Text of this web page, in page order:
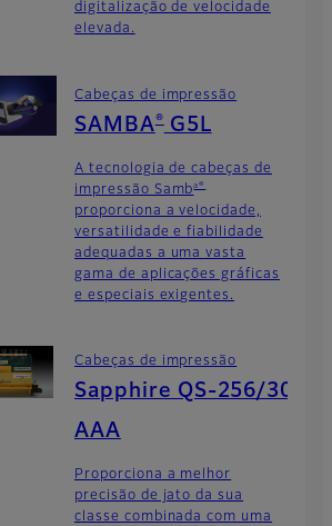
digitalização de velocidade
elevada.
Cabeças de impressão
SAMBA®G5L
A tecnologia de cabeças de
impressão Samba®
proporciona a velocidade,
versatilidade e fiabilidade
adequadas a uma vasta
gama de aplicações gráficas
e especiais exigentes.
Cabeças de impressão
Sapphire QS-256/30
AAA
Proporciona a melhor
precisão de jato da sua
classe combinada com uma